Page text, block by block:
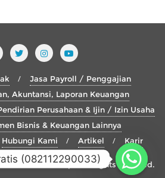
Jasa Payroll / Penggajian
Akuntansi, Laporan Keuangan
Perusahaan & Ijin / Izin Usaha
Bisnis & Keuangan Lainnya
Hubungi Kami Artikel Karir
Group . All rights reserved.
(082112290033)